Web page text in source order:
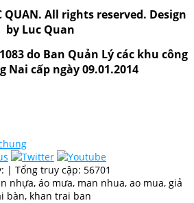
QUAN. All rights reserved. Design
by Luc Quan
do Ban Quản Lý các khu công
Nai cấp ngày 09.01.2014
| Tổng truy cập: 56701
nhựa, áo mưa, man nhua, ao mua, giả
bàn, khan trai ban